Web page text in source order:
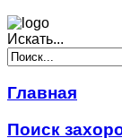
Искать...
Главная
Поиск